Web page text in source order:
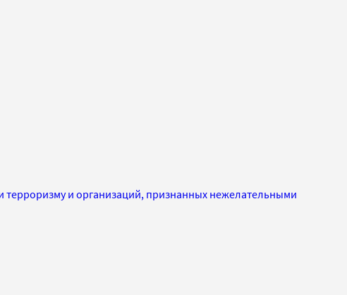
терроризму и организаций, признанных нежелательными